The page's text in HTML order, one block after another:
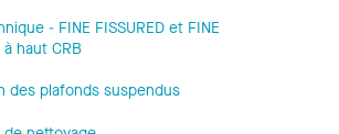
- FINE FISSURED et FINE
à haut CRB
des plafonds suspendus